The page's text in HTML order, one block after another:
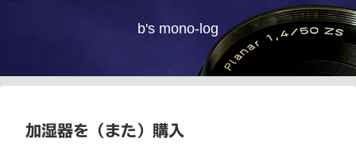
b's mono-log
加湿器を（また）購入